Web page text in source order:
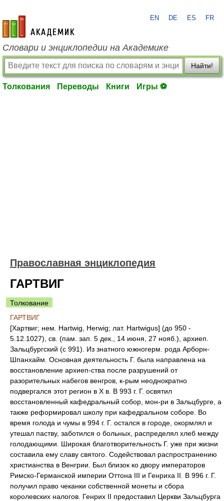
academic.ru
EN DE ES FR
Словари и энциклопедии на Академике
Найти!
Толкования Переводы Книги Игры ⚽
Православная энциклопедия
ГАРТВИГ
Толкование
ГАРТВИГ
[Хартвиг; нем. Hartwig, Herwig; лат. Hartwigus] (до 950 -
5.12.1027), св. (пам. зап. 5 дек., 14 июня, 27 нояб.), архиеп.
Зальцбургский (с 991). Из знатного южногерм. рода Арборн-
Шпанхайм. Основная деятельность Г. была направлена на
восстановление архиеп-ства после разрушений от
разорительных набегов венгров, к-рым неоднократно
подвергался этот регион в X в. В 993 г. Г. освятил
восстановленный кафедральный собор, мон-ри в Зальцбурге, а
также реформировал школу при кафедральном соборе. Во
время голода и чумы в 994 г. Г. остался в городе, окормлял и
утешал паству, заботился о больных, распределял хлеб между
голодающими. Широкая благотворительность Г. уже при жизни
составила ему славу святого. Содействовал распространению
христианства в Венгрии. Был близок ко двору императоров
Римско-Германской империи Оттона III и Генриха II. В 996 г. Г.
получил право чеканки собственной монеты и сбора
королевских налогов. Генрих II предоставил Церкви Зальцбурга